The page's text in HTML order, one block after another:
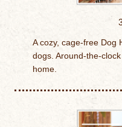
A cozy, cage-free Dog
dogs. Around-the-
home.